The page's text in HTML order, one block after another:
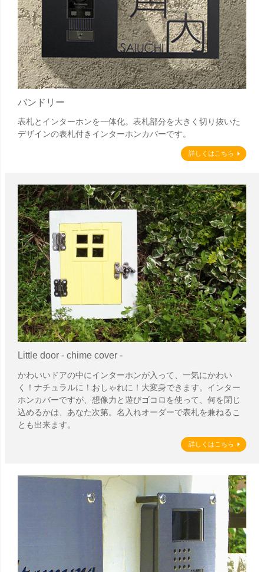
バンドリー
表札とインターホンを一体化。表札部分を大きく切り抜いた
デザインの表札付きインターホンカバーです。
詳しくはこちら
Little door - chime cover -
かわいいドアの中にインターホンが入って、一気にかわい
く！ナチュラルに！おしゃれに！大変身できます。インター
ホンカバーですが、想像力と遊びゴコロを使って、何を閉じ
込めるかは、あなた次第。名入れオーダーで表札を兼ねるこ
とも出来ます。
詳しくはこちら